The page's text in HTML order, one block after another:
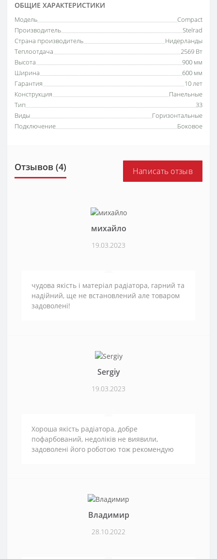
ОБЩИЕ ХАРАКТЕРИСТИКИ
Модель
Compact
Производитель
Stelrad
Страна производитель
Нидерланды
Теплоотдача
2569 Вт
Высота
900 мм
Ширина
600 мм
Гарантия
10 лет
Конструкция
Панельные
Тип
33
Виды
Горизонтальные
Подключение
Боковое
Отзывов (4) Написать отзыв
михайло
19.03.2023
чудова якість і матеріал радіатора, гарний та
надійний, ще не встановлений але товаром
задоволені!
Sergiy
19.03.2023
Хороша якість радіатора, добре
пофарбований, недоліків не виявили,
задоволені його роботою тож рекомендую
Владимир
28.10.2022